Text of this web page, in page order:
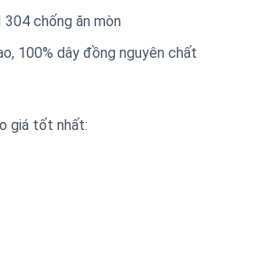
chống ăn mòn
100% dây đồng nguyên chất
giá tốt nhất: